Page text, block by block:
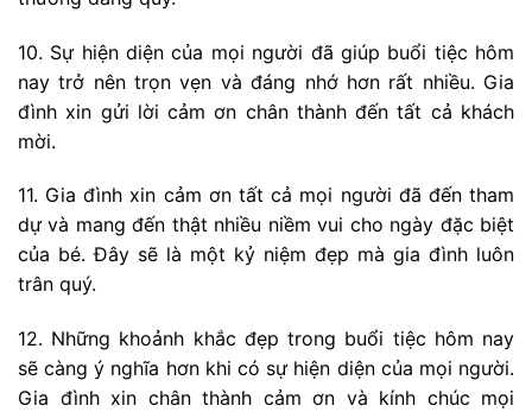
10. Sự hiện diện của mọi người đã giúp buổi tiệc hôm
nay trở nên trọn vẹn và đáng nhớ hơn rất nhiều. Gia
đình xin gửi lời cảm ơn chân thành đến tất cả khách
mời.
11. Gia đình xin cảm ơn tất cả mọi người đã đến tham
dự và mang đến thật nhiều niềm vui cho ngày đặc biệt
của bé. Đây sẽ là một kỷ niệm đẹp mà gia đình luôn
trân quý.
12. Những khoảnh khắc đẹp trong buổi tiệc hôm nay
sẽ càng ý nghĩa hơn khi có sự hiện diện của mọi người.
Gia đình xin chân thành cảm ơn và kính chúc mọi